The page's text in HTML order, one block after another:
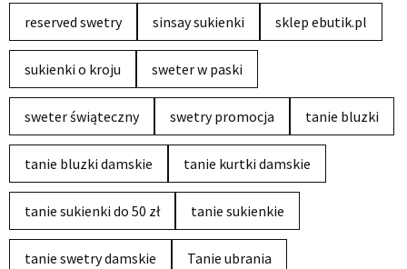
reserved swetry sinsay sukienki sklep ebutik.pl
sukienki o kroju sweter w paski
sweter świąteczny swetry promocja tanie bluzki
tanie bluzki damskie tanie kurtki damskie
tanie sukienki do 50 zł tanie sukienkie
tanie swetry damskie Tanie ubrania